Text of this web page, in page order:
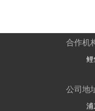
合作机
鲤
公司地
浦